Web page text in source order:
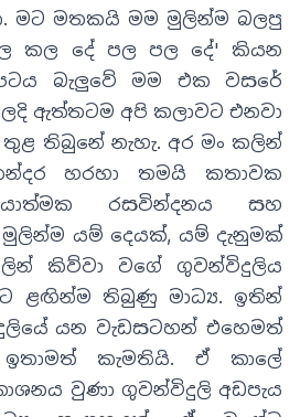
. මට මතකයි මම මුලින්ම බලපු
කල දේ පල පල දේ' කියන
බැලුවේ මම එක වසරේ
ඇත්තටම අපි කලාවට එනවා
තිබුනේ නැහැ. අර මං කලින්
හරහා තමයි කතාවක
රසවින්දනය සහ
යම් දෙයක්, යම් දැනුමක්
කිව්වා වගේ ගුවන්විදුලිය
ළඟින්ම තිබුණු මාධ්‍ය.ඉතින්
යන වැඩසටහන් එහෙමත්
කැමතියි. ඒ කාලේ
වුණා ගුවන්විදුලි අඩපැය